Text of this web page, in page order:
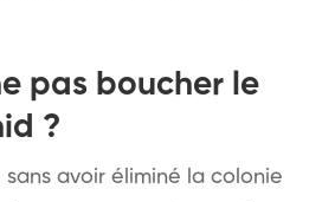
pas boucher le
?
sans avoir éliminé la colonie